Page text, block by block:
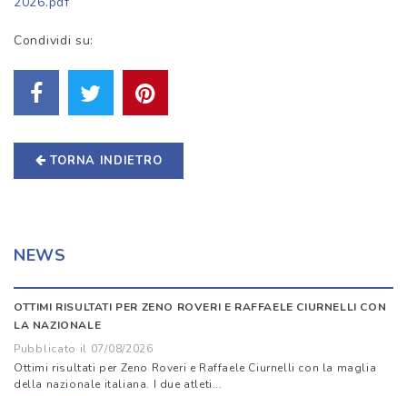
Condividi su:
TORNA INDIETRO
NEWS
OTTIMI RISULTATI PER ZENO ROVERI E RAFFAELE CIURNELLI CON
LA NAZIONALE
Pubblicato il 07/08/2026
Ottimi risultati per Zeno Roveri e Raffaele Ciurnelli con la maglia
della nazionale italiana. I due atleti...